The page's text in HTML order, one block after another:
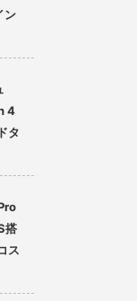
ン
4
タ
搭
ス